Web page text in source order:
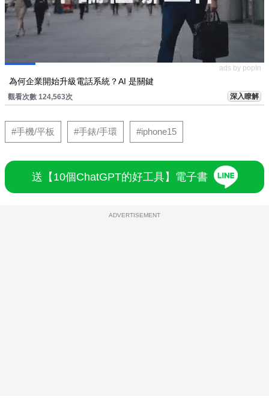
ads by popIn
為何企業開始升級電話系統？AI 是關鍵
觀看次數 124,563次 深入瞭解
#手機/平板 #手錶/手環 #iphone15
送【10個ChatGPT的好工具】電子書
ADVERTISEMENT